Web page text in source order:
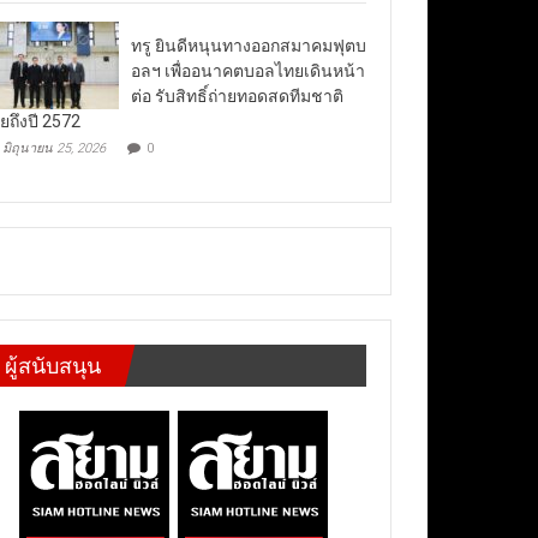
ทรู ยินดีหนุนทางออกสมาคมฟุตบ
อลฯ เพื่ออนาคตบอลไทยเดินหน้า
ต่อ รับสิทธิ์ถ่ายทอดสดทีมชาติ
ถึงปี 2572
มิถุนายน 25, 2026 0
ผู้สนับสนุน